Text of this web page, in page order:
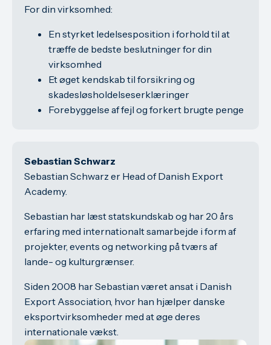
For din virksomhed:
En styrket ledelsesposition i forhold til at
træffe de bedste beslutninger for din
virksomhed
Et øget kendskab til forsikring og
skadesløsholdelseserklæringer
Forebyggelse af fejl og forkert brugte penge
Sebastian Schwarz
Sebastian Schwarz er Head of Danish Export
Academy.
Sebastian har læst statskundskab og har 20 års
erfaring med internationalt samarbejde i form af
projekter, events og networking på tværs af
lande- og kulturgrænser.
Siden 2008 har Sebastian været ansat i Danish
Export Association, hvor han hjælper danske
eksportvirksomheder med at øge deres
internationale vækst.